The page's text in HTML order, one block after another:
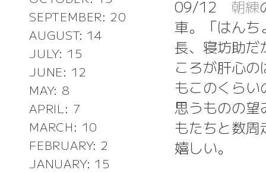
SEPTEMBER: 20
AUGUST: 14
JULY: 15
JUNE: 12
MAY: 8
APRIL: 7
MARCH: 10
FEBRUARY: 2
JANUARY: 15
09/12 朝練
車。「はん
長、寝坊助
ころが肝心
もこのくら
思うものの
もたちと数
嬉しい。